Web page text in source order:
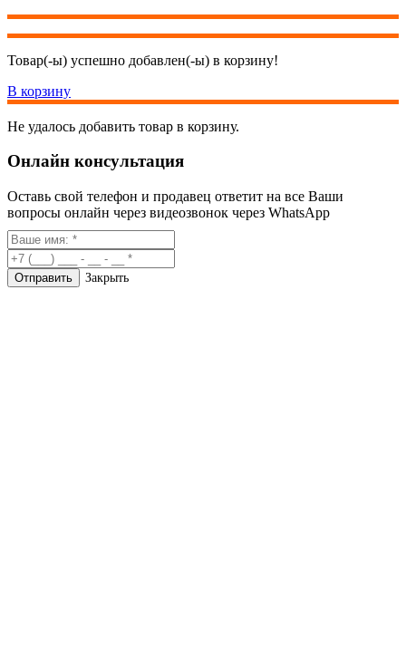
Товар(-ы) успешно добавлен(-ы) в корзину!
В корзину
Не удалось добавить товар в корзину.
Онлайн консультация
Оставь свой телефон и продавец ответит на все Ваши
вопросы онлайн через видеозвонок через WhatsApp
Закрыть